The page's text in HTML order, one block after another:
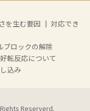
を生む要因 ｜ 対応でき
ブロックの解除
好転反応について
込み
Reserverd.